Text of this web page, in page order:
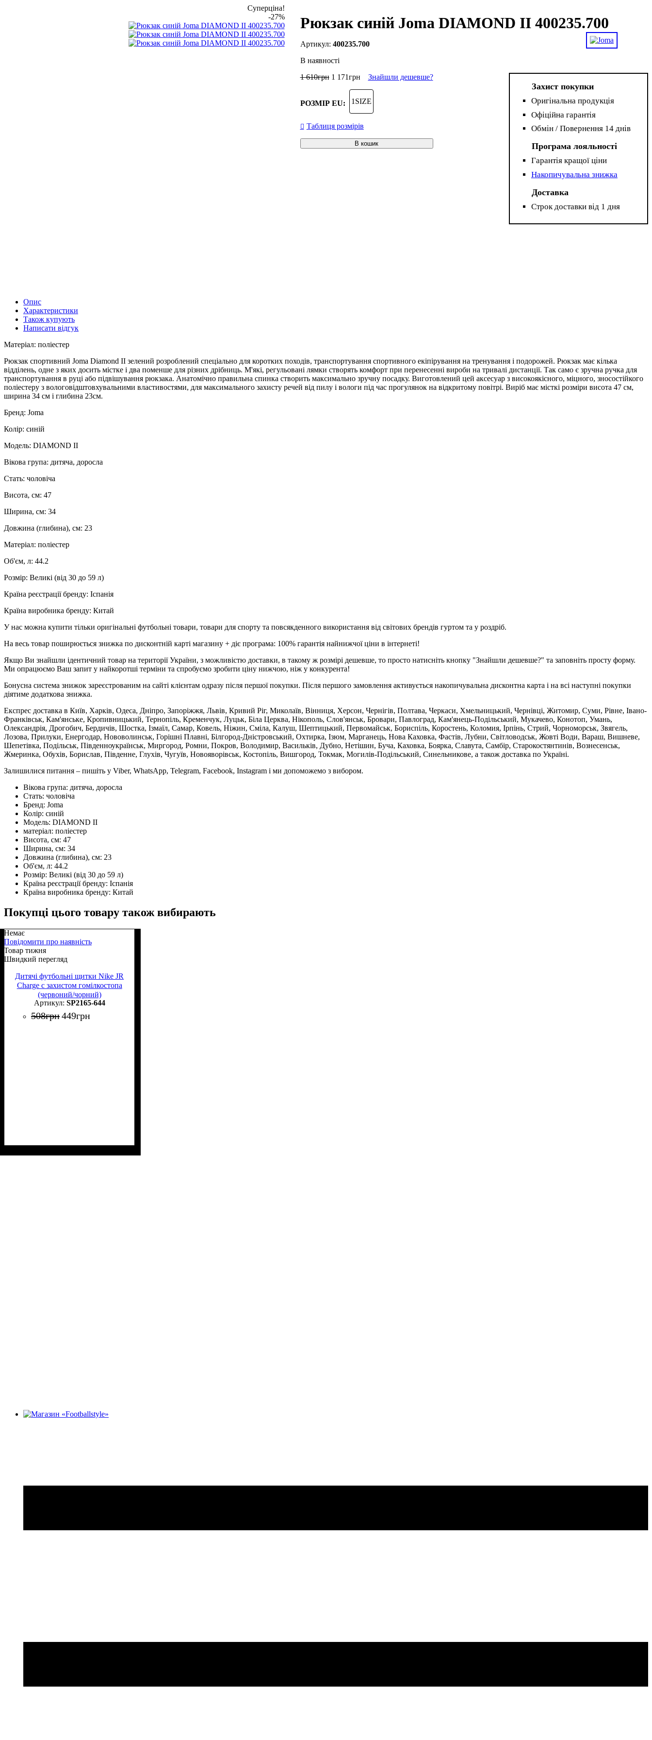
Суперціна!
-27%
Рюкзак синій Joma DIAMOND II 400235.700
400235.700
В наявності
1 610грн 1 171грн Знайшли дешевше?
РОЗМІР EU: 1SIZE
Таблиця розмірів
В кошик
Захист покупки
Оригінальна продукція
Офіційна гарантія
Обмін / Повернення 14 днів
Програма лояльності
Гарантія кращої ціни
Накопичувальна знижка
Доставка
Строк доставки від 1 дня
Опис
Характеристики
Також купують
Написати відгук
Матеріал: поліестер
Рюкзак спортивний Joma Diamond II зелений розроблений спеціально для коротких походів, транспортування спортивного екіпірування на тренування і подорожей. Рюкзак має кілька
відділень, одне з яких досить містке і два поменше для різних дрібниць. М'які, регульовані лямки створять комфорт при перенесенні вироби на тривалі дистанції. Так само є зручна ручка для
транспортування в руці або підвішування рюкзака. Анатомічно правильна спинка створить максимально зручну посадку. Виготовлений цей аксесуар з високоякісного, міцного, зносостійкого
поліестеру з вологовідштовхувальними властивостями, для максимального захисту речей від пилу і вологи під час прогулянок на відкритому повітрі. Виріб має місткі розміри висота 47 см,
ширина 34 см і глибина 23см.
Бренд: Joma
Колір: синій
Модель: DIAMOND II
Вікова група: дитяча, доросла
Стать: чоловіча
Висота, см: 47
Ширина, см: 34
Довжина (глибина), см: 23
Матеріал: поліестер
Об'єм, л: 44.2
Розмір: Великі (від 30 до 59 л)
Країна реєстрації бренду: Іспанія
Країна виробника бренду: Китай
У нас можна купити тільки оригінальні футбольні товари, товари для спорту та повсякденного використання від світових брендів гуртом та у роздріб.
На весь товар поширюється знижка по дисконтній карті магазину + діє програма: 100% гарантія найнижчої ціни в інтернеті!
Якщо Ви знайшли ідентичний товар на території України, з можливістю доставки, в такому ж розмірі дешевше, то просто натисніть кнопку "Знайшли дешевше?" та заповніть просту форму.
Ми опрацюємо Ваш запит у найкоротші терміни та спробуємо зробити ціну нижчою, ніж у конкурента!
Бонусна система знижок зареєстрованим на сайті клієнтам одразу після першої покупки. Після першого замовлення активується накопичувальна дисконтна карта і на всі наступні покупки
діятиме додаткова знижка.
Експрес доставка в Київ, Харків, Одеса, Дніпро, Запоріжжя, Львів, Кривий Ріг, Миколаїв, Вінниця, Херсон, Чернігів, Полтава, Черкаси, Хмельницький, Чернівці, Житомир, Суми, Рівне, Івано-
Франківськ, Кам'янське, Кропивницький, Тернопіль, Кременчук, Луцьк, Біла Церква, Нікополь, Слов'янськ, Бровари, Павлоград, Кам'янець-Подільський, Мукачево, Конотоп, Умань,
Олександрія, Дрогобич, Бердичів, Шостка, Ізмаїл, Самар, Ковель, Ніжин, Сміла, Калуш, Шептицький, Первомайськ, Бориспіль, Коростень, Коломия, Ірпінь, Стрий, Чорноморськ, Звягель,
Лозова, Прилуки, Енергодар, Нововолинськ, Горішні Плавні, Білгород-Дністровський, Охтирка, Ізюм, Марганець, Нова Каховка, Фастів, Лубни, Світловодськ, Жовті Води, Вараш, Вишневе,
Шепетівка, Подільськ, Південноукраїнськ, Миргород, Ромни, Покров, Володимир, Васильків, Дубно, Нетішин, Буча, Каховка, Боярка, Славута, Самбір, Старокостянтинів, Вознесенськ,
Жмеринка, Обухів, Борислав, Південне, Глухів, Чугуїв, Новояворівськ, Костопіль, Вишгород, Токмак, Могилів-Подільський, Синельникове, а також доставка по Україні.
Залишилися питання – пишіть у Viber, WhatsApp, Telegram, Facebook, Instagram і ми допоможемо з вибором.
Вікова група: дитяча, доросла
Стать: чоловіча
Бренд: Joma
Колір: синій
Модель: DIAMOND II
матеріал: поліестер
Висота, см: 47
Ширина, см: 34
Довжина (глибина), см: 23
Об'єм, л: 44.2
Розмір: Великі (від 30 до 59 л)
Країна реєстрації бренду: Іспанія
Країна виробника бренду: Китай
Покупці цього товару також вибирають
Немає
Повідомити про наявність
Товар тижня
Швидкий перегляд
Дитячі футбольні щитки Nike JR
Charge с захистом гомілкостопа
(червоний/чорний)
SP2165-644
508грн449грн